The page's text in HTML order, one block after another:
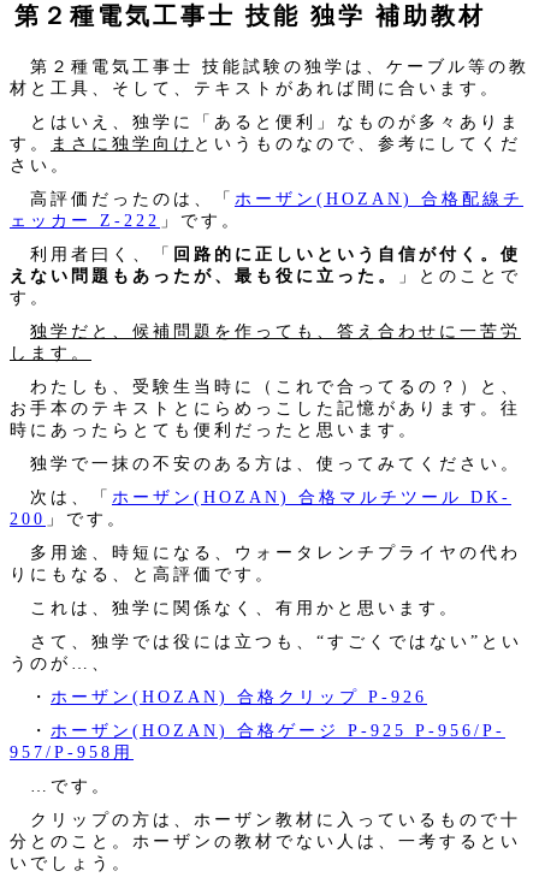
第２種電気工事士 技能 独学 補助教材
第２種電気工事士 技能試験の独学は、ケーブル等の教
材と工具、そして、テキストがあれば間に合います。
とはいえ、独学に「あると便利」なものが多々ありま
す。
まさに独学向け というものなので、参考にしてくだ
さい。
高評価だったのは、「 ホーザン(HOZAN) 合格配線チ
ェッカー Z-222 」です。
利用者曰く、「 回路的に正しいという自信が付く。使
えない問題もあったが、最も役に立った。
」とのことで
す。
独学だと、候補問題を作っても、答え合わせに一苦労
します。
わたしも、受験生当時に（これで合ってるの？）と、
お手本のテキストとにらめっこした記憶があります。往
時にあったらとても便利だったと思います。
独学で一抹の不安のある方は、使ってみてください。
次は、「 ホーザン(HOZAN) 合格マルチツール DK-
200 」です。
多用途、時短になる、ウォータレンチプライヤの代わ
りにもなる、と高評価です。
これは、独学に関係なく、有用かと思います。
さて、独学では役には立つも、“すごくではない”とい
うのが…、
・ ホーザン(HOZAN) 合格クリップ P-926
・ ホーザン(HOZAN) 合格ゲージ P-925 P-956/P-
957/P-958用
…です。
クリップの方は、ホーザン教材に入っているもので十
分とのこと。ホーザンの教材でない人は、一考するとい
いでしょう。